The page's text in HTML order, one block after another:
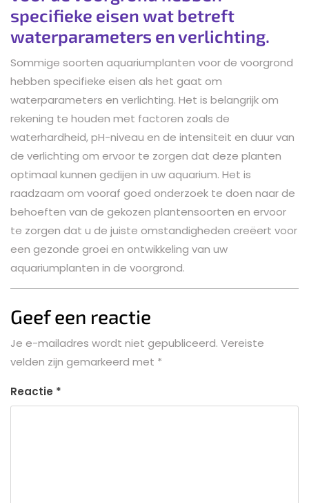
specifieke eisen wat betreft
waterparameters en verlichting.
Sommige soorten aquariumplanten voor de voorgrond
hebben specifieke eisen als het gaat om
waterparameters en verlichting. Het is belangrijk om
rekening te houden met factoren zoals de
waterhardheid, pH-niveau en de intensiteit en duur van
de verlichting om ervoor te zorgen dat deze planten
optimaal kunnen gedijen in uw aquarium. Het is
raadzaam om vooraf goed onderzoek te doen naar de
behoeften van de gekozen plantensoorten en ervoor
te zorgen dat u de juiste omstandigheden creëert voor
een gezonde groei en ontwikkeling van uw
aquariumplanten in de voorgrond.
Geef een reactie
Je e-mailadres wordt niet gepubliceerd. Vereiste
velden zijn gemarkeerd met *
Reactie *